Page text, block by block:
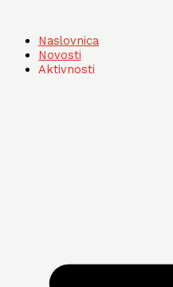
Naslovnica
Novosti
Aktivnosti